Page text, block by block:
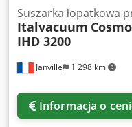
Janville 1 298 km
Suszarka łopatkowa
Italvacuum
IHD 3200
Informacja o